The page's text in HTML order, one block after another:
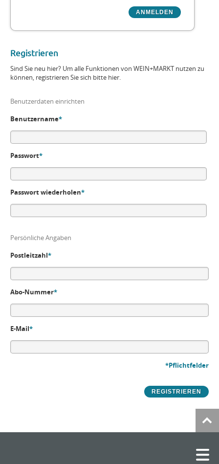
Registrieren
Sind Sie neu hier? Um alle Funktionen von WEIN+MARKT nutzen zu
können, registrieren Sie sich bitte hier.
Benutzerdaten einrichten
Benutzername*
Passwort*
Passwort wiederholen*
Persönliche Angaben
Postleitzahl*
Abo-Nummer*
E-Mail*
*Pflichtfelder